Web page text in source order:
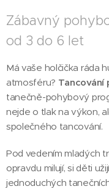
Zábavný
od 3 do 6 let
Má vaše holčička ráda
atmosféru? Tancování
tanečně-pohybový
nejde o tlak na výkon,
společného tancování.
Pod vedením mladých
opravdu milují, si děti
jednoduchých